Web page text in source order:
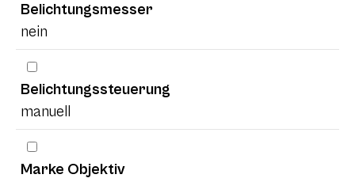
Belichtungsmesser
nein
Belichtungssteuerung
manuell
Marke Objektiv